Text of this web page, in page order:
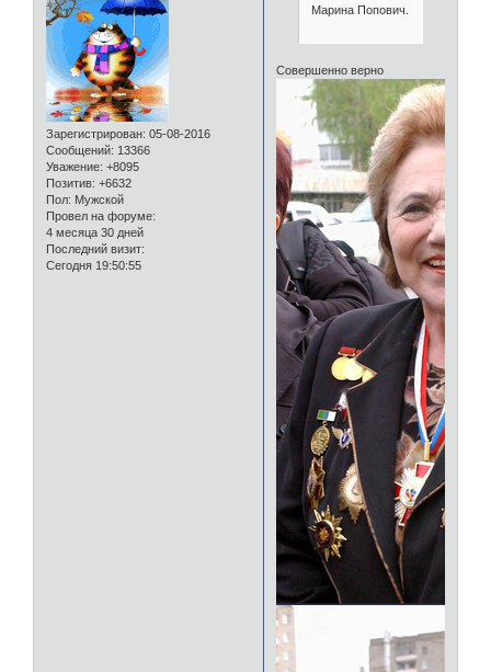
Зарегистрирован: 05-08-2016
Сообщений: 13366
Уважение: +8095
Позитив: +6632
Пол: Мужской
Провел на форуме:
4 месяца 30 дней
Последний визит:
Сегодня 19:50:55
Марина Попович.
Совершенно верно